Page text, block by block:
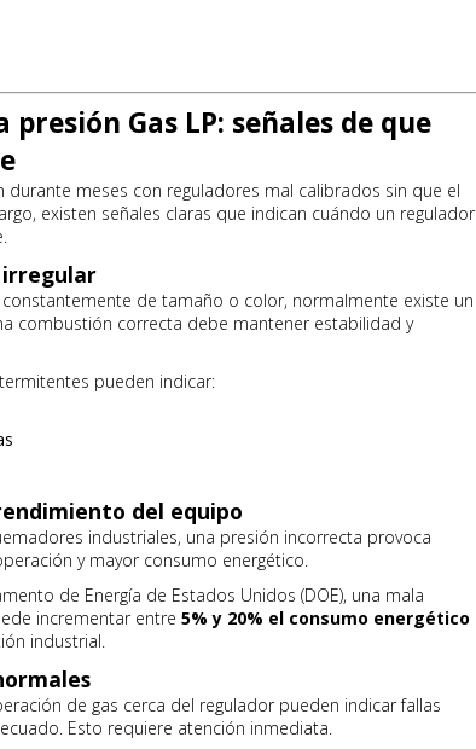
Gas LP: señales de que
durante meses con reguladores mal calibrados sin que el
existen señales claras que indican cuándo un regulador
irregular
de tamaño o color, normalmente existe un
combustión correcta debe mantener estabilidad y
pueden indicar:
del equipo
industriales, una presión incorrecta provoca
y mayor consumo energético.
de Energía de Estados Unidos (DOE), una mala
incrementar entre 5% y 20% el consumo energético
industrial.
de gas cerca del regulador pueden indicar fallas
Esto requiere atención inmediata.